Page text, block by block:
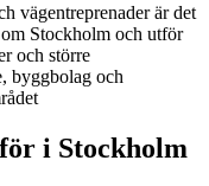
vägentreprenader är det
Stockholm och utför
och större
byggbolag och
i Stockholm